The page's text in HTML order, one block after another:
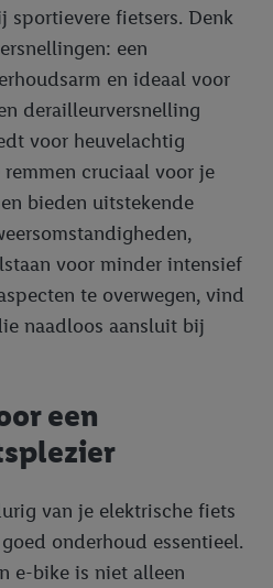
fietsers. Denk
een
en ideaal voor
derailleurversnelling
voor heuvelachtig
cruciaal voor je
bieden uitstekende
voor minder intensief
te overwegen, vind
naadloos aansluit bij
een
van je elektrische fiets
onderhoud essentieel.
e-bike is niet alleen